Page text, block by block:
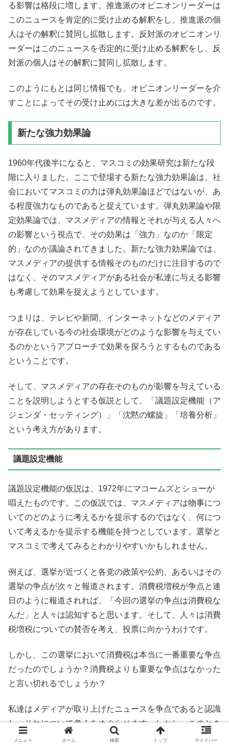
る影響は格段に増します。推進派のオピニオンリーダーは
このニュースを肯定的に受け止める解釈をし、推進派の個
人はその解釈に賛同し拡散します。反対派のオピニオンリ
ーダーはこのニュースを否定的に受け止める解釈をし、反
対派の個人はその解釈に賛同し拡散します。
このようにもとは同じ情報でも、オピニオンリーダーを介
すことによってその受け止めには大きな差が出るのです。
新たな強力効果論
1960年代後半になると、マスコミの効果研究は新たな段
階に入りました。ここで登場する新たな強力効果論は、社
会においてマスコミの力は弾丸効果論ほどではないが、あ
る程度強力なものであると捉えています。弾丸効果論や限
定効果論では、マスメディアの情報とそれが与える人々へ
の影響という視点で、その効果は「強力」なのか「限定
的」なのか議論されてきました。新たな強力効果論では、
マスメディアの提供する情報そのものだけに注目するので
はなく、そのマスメディアがある社会が私達に与える影響
も考慮して効果を捉えようとしています。
つまりは、テレビや新聞、インターネットなどのメディア
が存在している今の社会環境がどのような影響を与えてい
るのかというアプローチで効果を探ろうとするものである
ということです。
そして、マスメディアの存在そのものが影響を与えている
ことを説明しようとする仮説として、「議題設定機能（ア
ジェンダ・セッティング）」「沈黙の螺旋」「培養分析」
という考え方があります。
議題設定機能
議題設定機能の仮説は、1972年にマコームズとショーが
唱えたものです。この仮説では、マスメディアは物事につ
いてのどのように考えるかを提示するのではなく、何につ
いて考えるかを提示する機能を持つとしています。選挙と
マスコミで考えてみるとわかりやすいかもしれません。
例えば、選挙が近づくと各党の政策や公約、あるいはその
選挙の争点が次々と報道されます。消費税増税が争点と連
日のように報道されれば、「今回の選挙の争点は消費税な
んだ」と人々は認知すると思います。そして、人々は消費
税増税についての賛否を考え、投票に向かうわけです。
しかし、この選挙において消費税は本当に一番重要な争点
だったのでしょうか？消費税よりも重要な争点はなかった
と言い切れるでしょうか？
私達はメディアが取り上げたニュースを争点であると認識
し、それについて考えをめぐらせます。しかし、このとき
誰もメディアが提示する争点そのものを疑うことをしませ
メニュー ホーム 検索 トップ サイドバー